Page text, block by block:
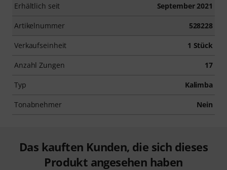
Erhältlich seit September 2021
Artikelnummer 528228
Verkaufseinheit 1 Stück
Anzahl Zungen 17
Typ Kalimba
Tonabnehmer Nein
Das kauften Kunden, die sich dieses
Produkt angesehen haben